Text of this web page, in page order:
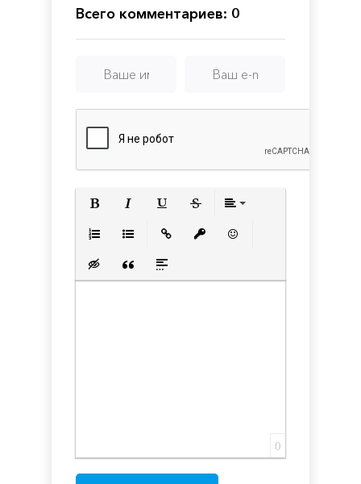
Всего комментариев: 0
Вставка скрытого текста
Вставка цитаты
Вставка спойлера
0